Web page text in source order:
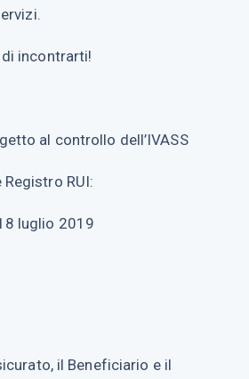
incontrarti!
al controllo dell’IVASS
RUI:
luglio 2019
il Beneficiario e il